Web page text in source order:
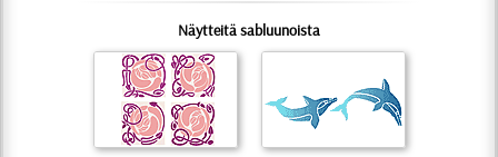
Näytteitä sabluunoista